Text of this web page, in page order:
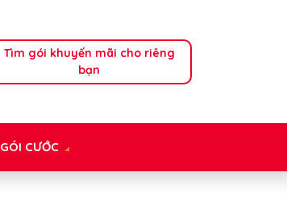
Tìm gói khuyến mãi cho riêng
bạn
GÓI CƯỚC